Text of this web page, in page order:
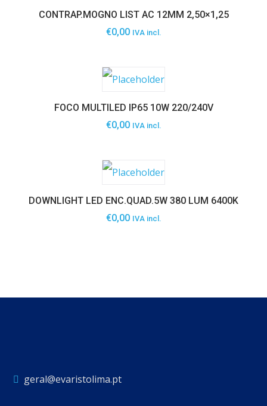
CONTRAP.MOGNO LIST AC 12MM 2,50×1,25
€0,00 IVA incl.
FOCO MULTILED IP65 10W 220/240V
€0,00 IVA incl.
DOWNLIGHT LED ENC.QUAD.5W 380 LUM 6400K
€0,00 IVA incl.
geral@evaristolima.pt